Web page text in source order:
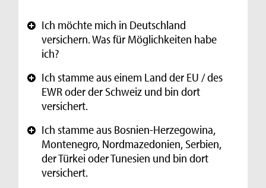
+ Ich möchte mich in Deutschland
versichern. Was für Möglichkeiten habe
ich?
+ Ich stamme aus einem Land der EU / des
EWR oder der Schweiz und bin dort
versichert.
+ Ich stamme aus Bosnien-Herzegowina,
Montenegro, Nordmazedonien, Serbien,
der Türkei oder Tunesien und bin dort
versichert.